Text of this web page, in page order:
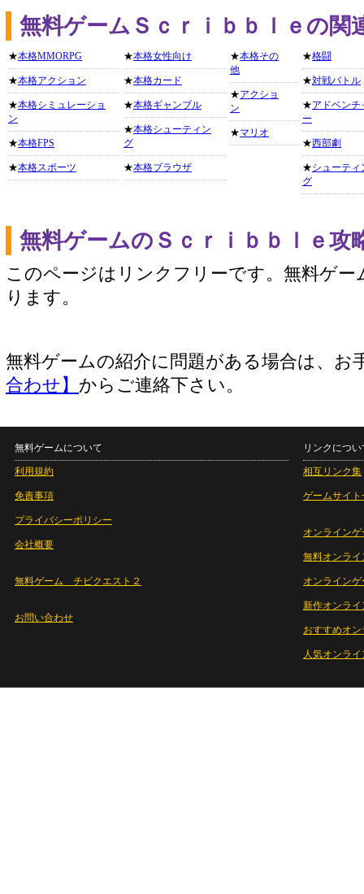
無料ゲームＳｃｒｉｂｂｌｅの関
★本格MMORPG
★本格アクション
★本格シミュレーショ
ン
★本格FPS
★本格スポーツ
★本格女性向け
★本格カード
★本格ギャンブル
★本格シューティン
グ
★本格ブラウザ
★本格その
他
★アクショ
ン
★マリオ
★格闘
★対戦バトル
★アドベンチ
ー
★西部劇
★シューティ
グ
無料ゲームのＳｃｒｉｂｂｌｅ攻
このページはリンクフリーです。無料ゲー
ります。
無料ゲームの紹介に問題がある場合は、お
合わせ】 からご連絡下さい。
無料ゲームについて
利用規約
免責事項
プライバシーポリシー
会社概要
無料ゲーム チビクエスト２
お問い合わせ
リンクについ
相互リンク集
ゲームサイト
オンラインゲ
無料オンライ
オンライン
新作オンライ
おすすめオ
人気オンラ